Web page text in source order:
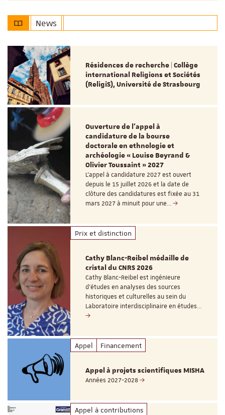
News
Résidences de recherche | Collège
international Religions et Sociétés
(ReligiS), Université de Strasbourg
Ouverture de l'appel à
candidature de la bourse
doctorale en ethnologie et
archéologie « Louise Beyrand &
Olivier Toussaint » 2027
L’appel à candidature 2027 est ouvert
depuis le 15 juillet 2026 et la date de
clôture des candidatures est fixée au 31
mars 2027 à minuit pour une…
Prix et distinction
Cathy Blanc-Reibel médaille de
cristal du CNRS 2026
Cathy Blanc-Reibel est ingénieure
d’études en analyses des sources
historiques et culturelles au sein du
Laboratoire interdisciplinaire en études…
Appel Financement
Appel à projets scientifiques MISHA
Années 2027-2028
Appel à contributions